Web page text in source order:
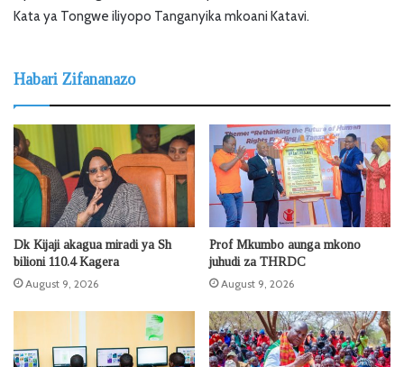
Kata ya Tongwe iliyopo Tanganyika mkoani Katavi.
Habari Zifananazo
Dk Kijaji akagua miradi ya Sh
bilioni 110.4 Kagera
August 9, 2026
Prof Mkumbo aunga mkono
juhudi za THRDC
August 9, 2026